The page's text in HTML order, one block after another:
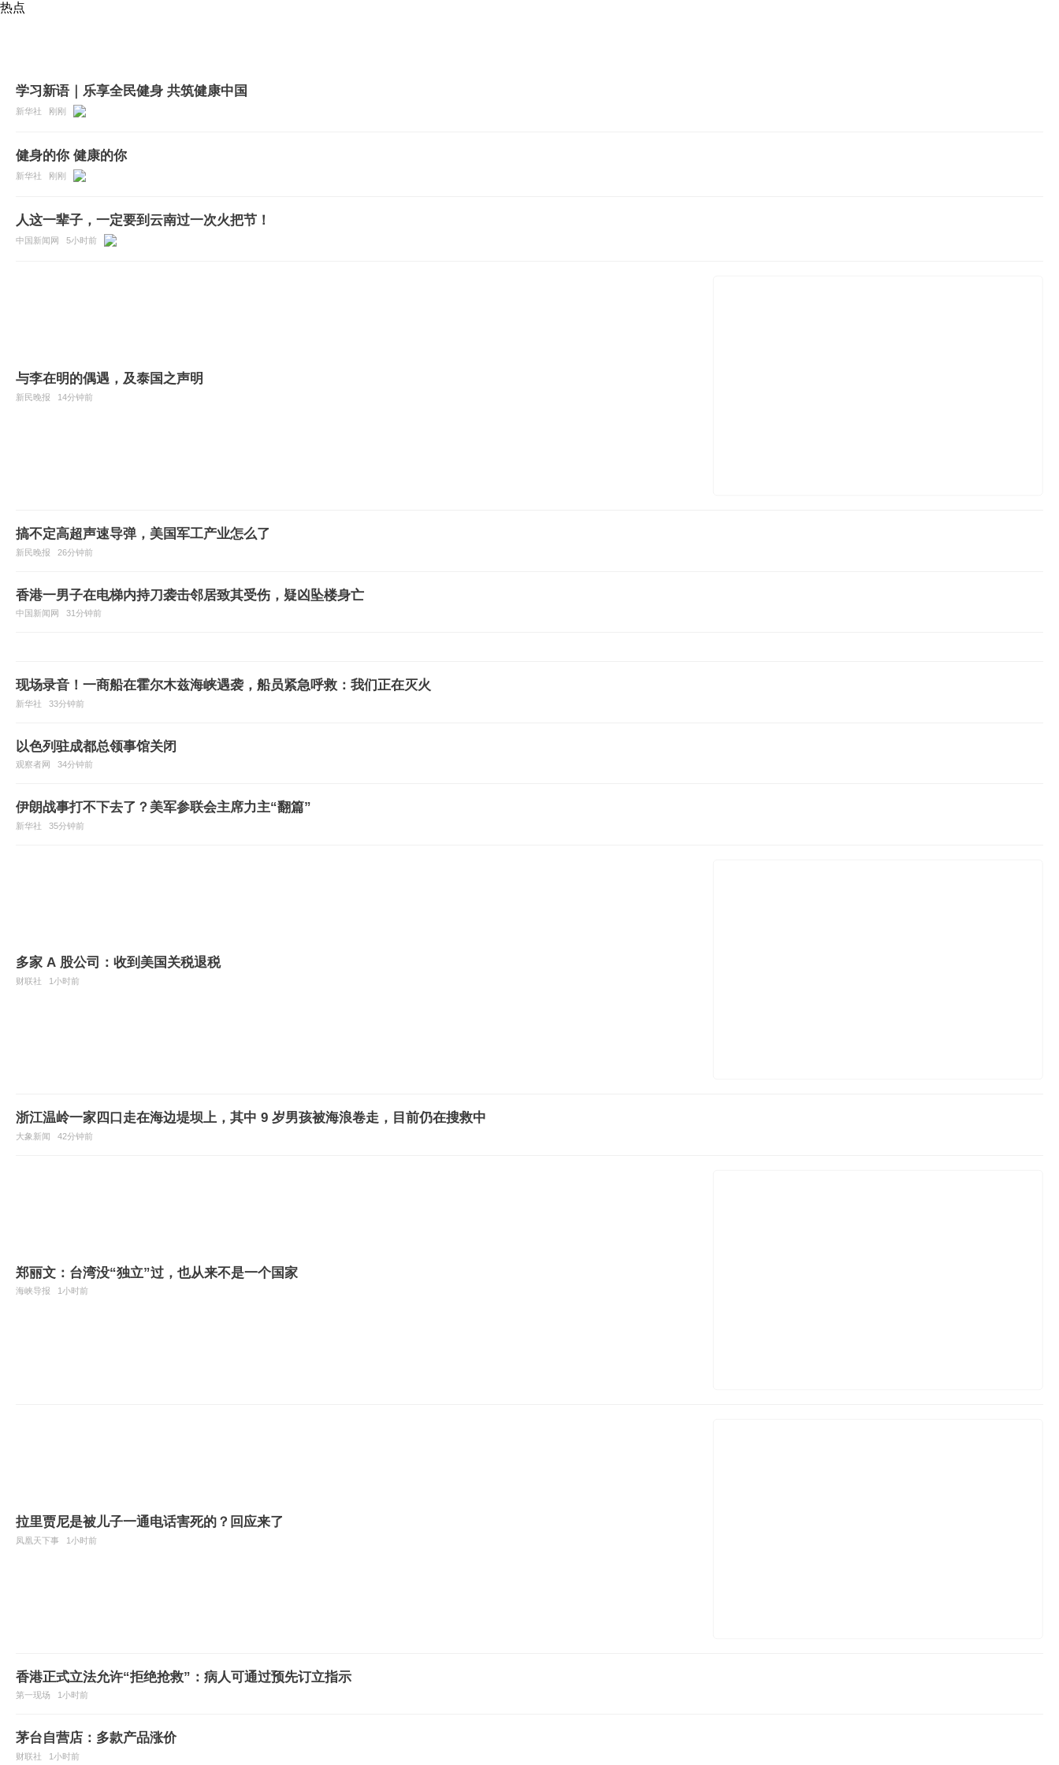
热点
学习新语｜乐享全民健身 共筑健康中国
新华社 刚刚
健身的你 健康的你
新华社 刚刚
人这一辈子，一定要到云南过一次火把节！
中国新闻网 5小时前
与李在明的偶遇，及泰国之声明
新民晚报 14分钟前
搞不定高超声速导弹，美国军工产业怎么了
新民晚报 26分钟前
香港一男子在电梯内持刀袭击邻居致其受伤，疑凶坠楼身亡
中国新闻网 31分钟前
现场录音！一商船在霍尔木兹海峡遇袭，船员紧急呼救：我们正在灭火
新华社 33分钟前
以色列驻成都总领事馆关闭
观察者网 34分钟前
伊朗战事打不下去了？美军参联会主席力主“翻篇”
新华社 35分钟前
多家 A 股公司：收到美国关税退税
财联社 1小时前
浙江温岭一家四口走在海边堤坝上，其中 9 岁男孩被海浪卷走，目前仍在搜救中
大象新闻 42分钟前
郑丽文：台湾没“独立”过，也从来不是一个国家
海峡导报 1小时前
拉里贾尼是被儿子一通电话害死的？回应来了
凤凰天下事 1小时前
香港正式立法允许“拒绝抢救”：病人可通过预先订立指示
第一现场 1小时前
茅台自营店：多款产品涨价
财联社 1小时前